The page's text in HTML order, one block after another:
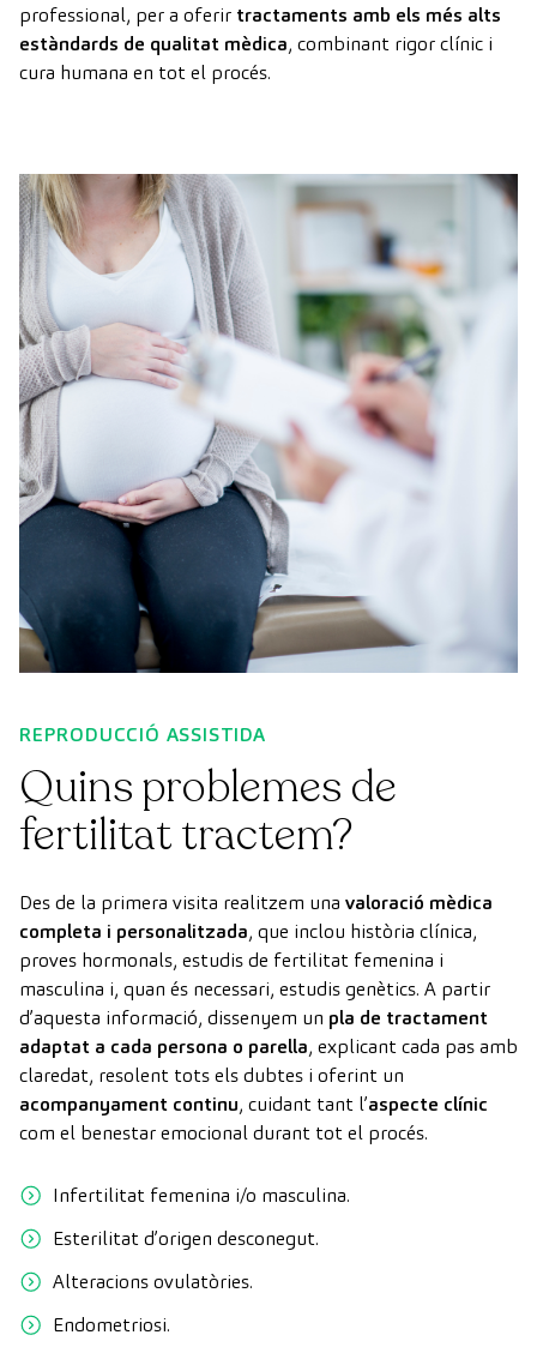
professional, per a oferir tractaments amb els més alts
estàndards de qualitat mèdica, combinant rigor clínic i
cura humana en tot el procés.
REPRODUCCIÓ ASSISTIDA
Quins problemes de
fertilitat tractem?
Des de la primera visita realitzem una valoració mèdica
completa i personalitzada, que inclou història clínica,
proves hormonals, estudis de fertilitat femenina i
masculina i, quan és necessari, estudis genètics. A partir
d’aquesta informació, dissenyem un pla de tractament
adaptat a cada persona o parella, explicant cada pas amb
claredat, resolent tots els dubtes i oferint un
acompanyament continu, cuidant tant l’aspecte clínic
com el benestar emocional durant tot el procés.
Infertilitat femenina i/o masculina.
Esterilitat d’origen desconegut.
Alteracions ovulatòries.
Endometriosi.